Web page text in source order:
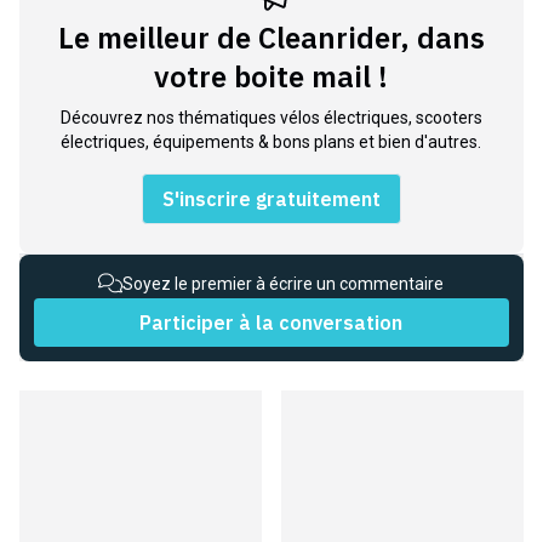
Le meilleur de Cleanrider, dans
votre boite mail !
Découvrez nos thématiques vélos électriques, scooters
électriques, équipements & bons plans et bien d'autres.
S'inscrire gratuitement
Soyez le premier à écrire un commentaire
Participer à la conversation